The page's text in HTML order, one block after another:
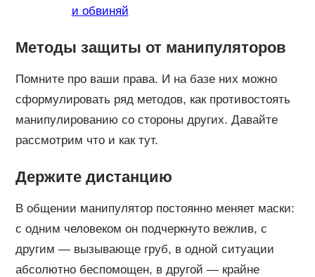
и обвиняй
Методы защиты от манипуляторов
Помните про ваши права. И на базе них можно
сформулировать ряд методов, как противостоять
манипулированию со стороны других. Давайте
рассмотрим что и как тут.
Держите дистанцию
В общении манипулятор постоянно меняет маски:
с одним человеком он подчеркнуто вежлив, с
другим — вызывающе груб, в одной ситуации
абсолютно беспомощен, в другой — крайне